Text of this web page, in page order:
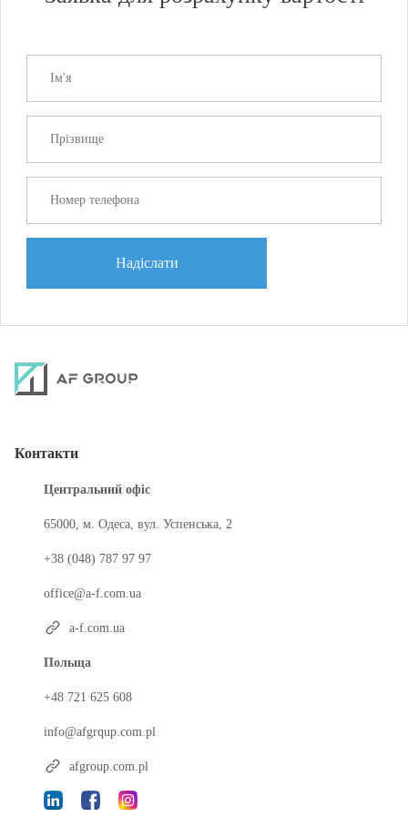
Надіслати
Контакти
Центральний офіс
65000, м. Одеса, вул. Успенська, 2
+38 (048) 787 97 97
office@a-f.com.ua
a-f.com.ua
Польща
+48 721 625 608
info@afgrqup.com.pl
afgroup.com.pl